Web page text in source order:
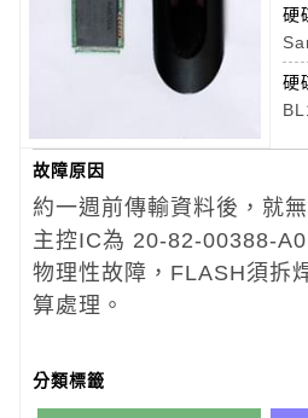
硬
硬
故障原因
約一週前傳輸資料後，就
主控IC為 20-82-00388-
物理性故障，FLASH須拆
算處理。
分類標籤